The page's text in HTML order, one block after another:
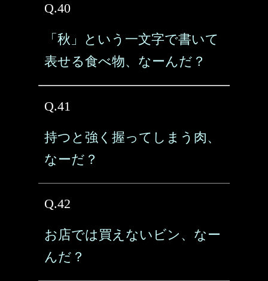
Q.40
「秋」という一文字で書いて
表せる食べ物、なーんだ？
Q.41
持つと強く握ってしまう肉、
なーだ？
Q.42
お店では買えないビン、なー
んだ？